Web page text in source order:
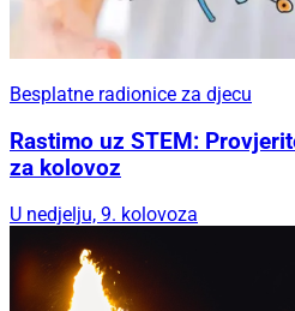
Besplatne radionice za djecu
Rastimo uz STEM:
za kolovoz
U nedjelju, 9. kolovoza